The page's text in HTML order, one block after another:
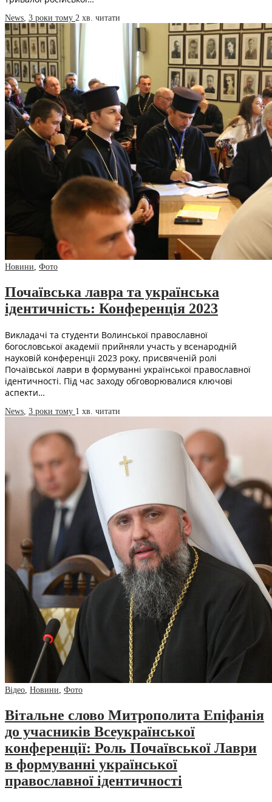
News 3 роки тому 2 хв. читати
Новини Фото
Почаївська лавра та українська
ідентичність: Конференція 2023
Викладачі та студенти Волинської православної
богословської академії прийняли участь у всенародній
науковій конференції 2023 року, присвяченій ролі
Почаївської лаври в формуванні української православної
ідентичності. Під час заходу обговорювалися ключові
аспекти…
News 3 роки тому 1 хв. читати
Відео Новини Фото
Вітальне слово Митрополита Епіфанія
до учасників Всеукраїнської
конференції: Роль Почаївської Лаври
в формуванні української
православної ідентичності